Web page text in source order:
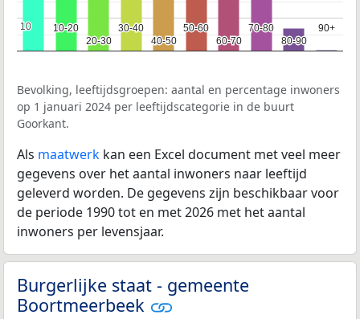
10-20
10-20
20-30
20-30
30-40
30-40
40-50
40-50
50-60
50-60
60-70
60-70
70-80
70-80
80-90
80-90
90+
90+
10
10
Bevolking, leeftijdsgroepen: aantal en percentage inwoners
op 1 januari 2024 per leeftijdscategorie in de buurt
Goorkant.
Als maatwerk kan een Excel document met veel meer
gegevens over het aantal inwoners naar leeftijd
geleverd worden. De gegevens zijn beschikbaar voor
de periode 1990 tot en met 2026 met het aantal
inwoners per levensjaar.
Burgerlijke staat - gemeente
Boortmeerbeek